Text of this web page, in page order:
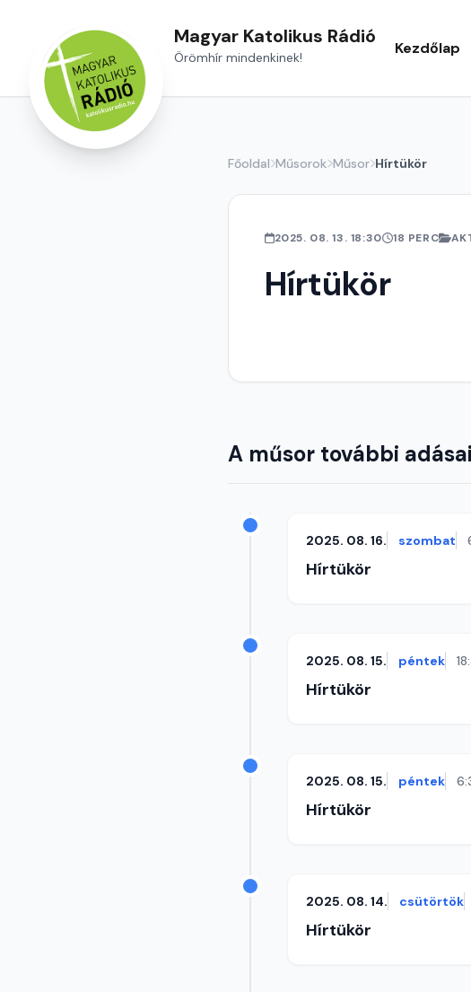
Magyar Katolikus Rádió
Örömhír mindenkinek! Kezdőlap
Főoldal Műsorok Műsor Hírtükör
2025. 08. 13. 18:30 18 PERC
Hírtükör
A műsor további adásai
2025. 08. 16. szombat
Hírtükör
2025. 08. 15. péntek
Hírtükör
2025. 08. 15. péntek
Hírtükör
2025. 08. 14. csütörtök
Hírtükör